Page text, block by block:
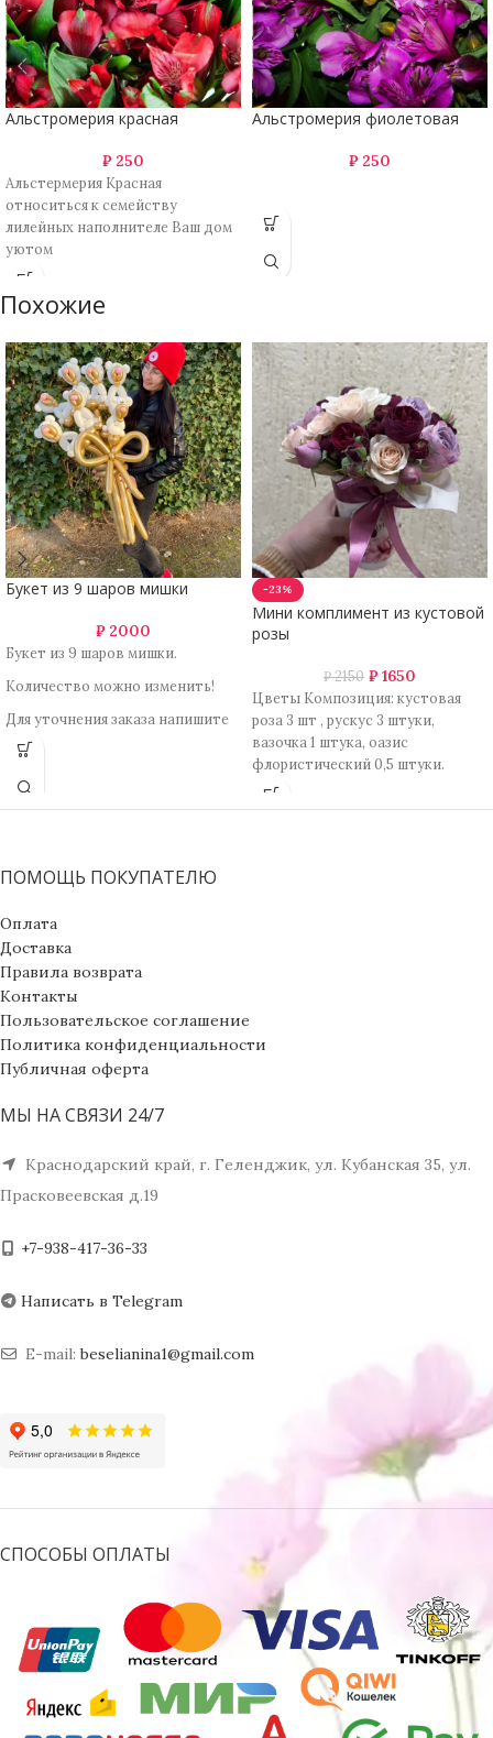
Альстромерия красная
₽ 250
Альстермерия Красная
относиться к семейству
лилейных наполнителе Ваш дом
уютом
Альстромерия фиолетовая
₽ 250
Похожие
Букет из 9 шаров мишки
₽ 2000
Букет из 9 шаров мишки.
Количество можно изменить!
Для уточнения заказа напишите
нам.
-23%
Мини комплимент из кустовой
розы
₽2150 ₽ 1650
Цветы Композиция: кустовая
роза 3 шт , рускус 3 штуки,
вазочка 1 штука, оазис
флористический 0,5 штуки.
ПОМОЩЬ ПОКУПАТЕЛЮ
Оплата
Доставка
Правила возврата
Контакты
Пользовательское соглашение
Политика конфиденциальности
Публичная оферта
МЫ НА СВЯЗИ 24/7
Краснодарский край, г. Геленджик, ул. Кубанская 35, ул.
Прасковеевская д.19
+7-938-417-36-33
Написать в Telegram
E-mail:beselianina1@gmail.com
СПОСОБЫ ОПЛАТЫ